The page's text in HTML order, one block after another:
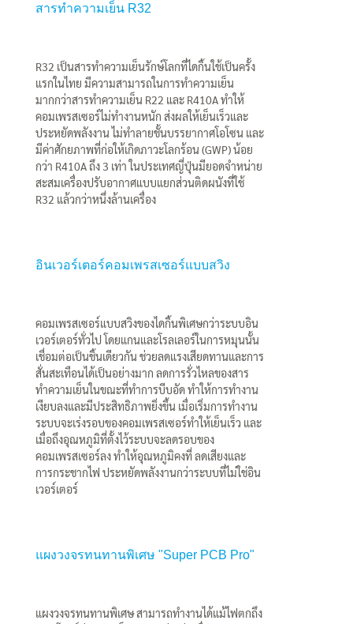
สารทำความเย็น R32
R32 เป็นสารทำความเย็นรักษ์โลกที่ไดกิ้นใช้เป็นครั้ง
แรกในไทย มีความสามารถในการทำความเย็น
มากกว่าสารทำความเย็น R22 และ R410A ทำให้
คอมเพรสเซอร์ไม่ทำงานหนัก ส่งผลให้เย็นเร็วและ
ประหยัดพลังงาน ไม่ทำลายชั้นบรรยากาศโอโซน และ
มีค่าศักยภาพที่ก่อให้เกิดภาวะโลกร้อน (GWP) น้อย
กว่า R410A ถึง 3 เท่า ในประเทศญี่ปุ่นมียอดจำหน่าย
สะสมเครื่องปรับอากาศแบบแยกส่วนติดผนังที่ใช้
R32 แล้วกว่าหนึ่งล้านเครื่อง
อินเวอร์เตอร์คอมเพรสเซอร์แบบสวิง
คอมเพรสเซอร์แบบสวิงของไดกิ้นพิเศษกว่าระบบอิน
เวอร์เตอร์ทั่วไป โดยแกนและโรลเลอร์ในการหมุนนั้น
เชื่อมต่อเป็นชิ้นเดียวกัน ช่วยลดแรงเสียดทานและการ
สั่นสะเทือนได้เป็นอย่างมาก ลดการรั่วไหลของสาร
ทำความเย็นในขณะที่ทำการบีบอัด ทำให้การทำงาน
เงียบลงและมีประสิทธิภาพยิ่งขึ้น เมื่อเริ่มการทำงาน
ระบบจะเร่งรอบของคอมเพรสเซอร์ทำให้เย็นเร็ว และ
เมื่อถึงอุณหภูมิที่ตั้งไว้ระบบจะลดรอบของ
คอมเพรสเซอร์ลง ทำให้อุณหภูมิคงที่ ลดเสียงและ
การกระชากไฟ ประหยัดพลังงานกว่าระบบที่ไม่ใช่อิน
เวอร์เตอร์
แผงวงจรทนทานพิเศษ "Super PCB Pro"
แผงวงจรทนทานพิเศษ สามารถทำงานได้แม้ไฟตกถึง